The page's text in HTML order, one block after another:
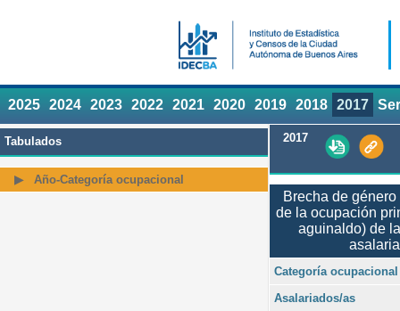
2025 2024 2023 2022 2021 2020 2019 2018 2017
Tabulados
Año-Categoría ocupacional
2017
Brecha de
de la ocupación
aguinaldo) de
Categoría ocupacional
Asalariados/as